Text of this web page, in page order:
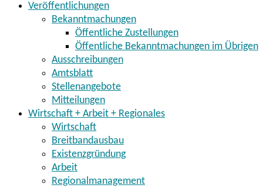
Veröffentlichungen
Bekanntmachungen
Öffentliche Zustellungen
Öffentliche Bekanntmachungen im Übrigen
Ausschreibungen
Amtsblatt
Stellenangebote
Mitteilungen
Wirtschaft + Arbeit + Regionales
Wirtschaft
Breitbandausbau
Existenzgründung
Arbeit
Regionalmanagement